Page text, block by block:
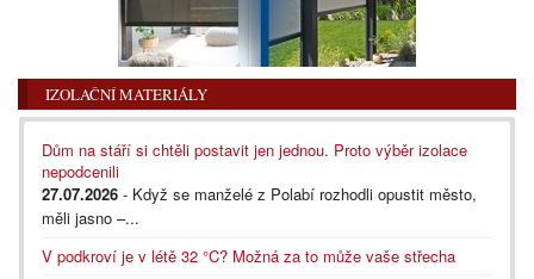
IZOLAČNÍ MATERIÁLY
Dům na stáří si chtěli postavit jen jednou. Proto výběr izolace
nepodcenili
27.07.2026 - Když se manželé z Polabí rozhodli opustit město,
měli jasno –...
V podkroví je v létě 32 °C? Možná za to může vaše střecha